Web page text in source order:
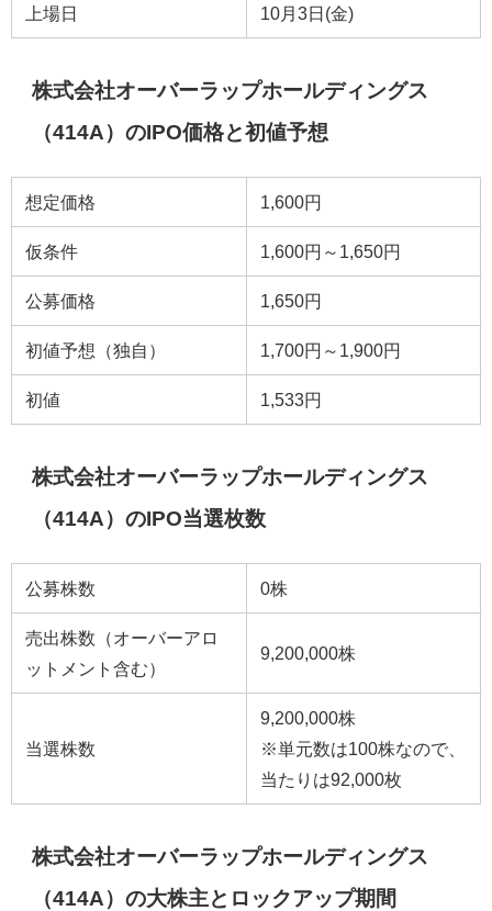
上場日 10月3日(金)
株式会社オーバーラップホールディングス
（414A）のIPO価格と初値予想
想定価格 1,600円
仮条件 1,600円～1,650円
公募価格 1,650円
初値予想（独自） 1,700円～1,900円
初値 1,533円
株式会社オーバーラップホールディングス
（414A）のIPO当選枚数
公募株数 0株
売出株数（オーバーアロ
ットメント含む）
9,200,000株
当選株数
9,200,000株
※単元数は100株なので、
当たりは92,000枚
株式会社オーバーラップホールディングス
（414A）の大株主とロックアップ期間